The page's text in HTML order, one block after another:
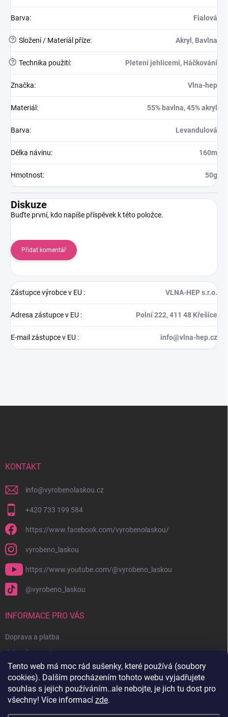
Tento web má moc rád sušenky, které používá (soubory
cookies). Dalším procházením tohoto webu vyjadřujete
souhlas s jejich používáním..ale nebojte, je jich tu dost pro
všechny! Více informací zde.
Barva: Fialová
? Složení / Materiál příze: Akryl, Bavlna
? Technika použití: Pletení jehlicemi, Háčkování
Značka: Vlna-hep
Materiál : 55% bavlna, 45% akryl
Barva: Levandulová
Délka návinu: 160m
Hmotnost: 50g
Diskuze
Buďte první, kdo napíše příspěvek k této položce.
Přidat komentář
Zástupce výrobce v EU : VLNA-HEP s.r.o.
Adresa zástupce v EU : Polní 222, 411 48 Křešice
E-mail zástupce v EU : info@vlna-hep.cz
KONTAKT
info@vyrobenolaskou.cz
+420 733 199 584
https://www.facebook.com/vyrobenolaskou/
vyrobeno_laskou
https://www.youtube.com/@vyrobeno_laskou
@vyrobeno_laskou
INFORMACE PRO VÁS
Doprava a platba
Jak nakupovat
Obchodní podmínky + reklamační řád
Ochrana osobních údajů
Kontakty